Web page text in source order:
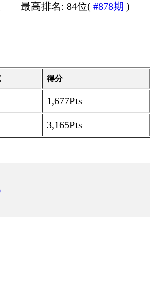
最高排名: 84位(#878期 )
得分
1,677Pts
3,165Pts